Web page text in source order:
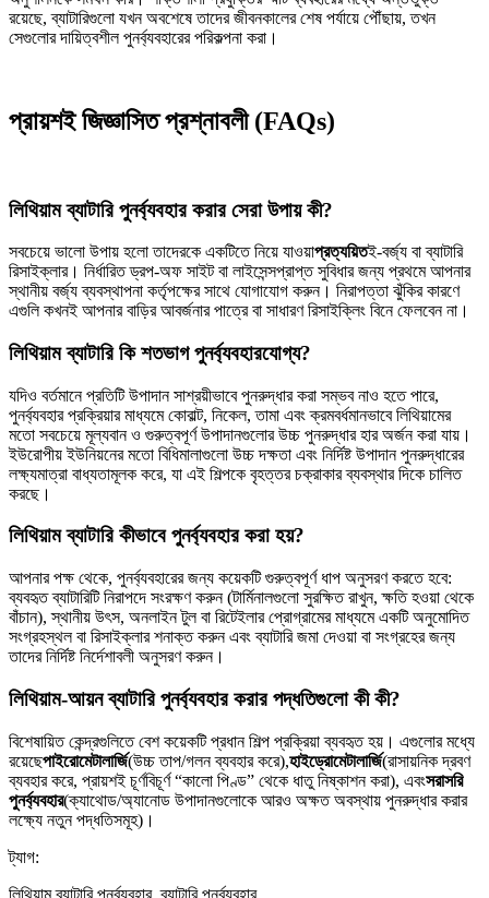
রয়েছে, ব্যাটারিগুলো যখন অবশেষে তাদের জীবনকালের শেষ পর্যায়ে পৌঁছায়, তখন
সেগুলোর দায়িত্বশীল পুনর্ব্যবহারের পরিকল্পনা করা।
প্রায়শই জিজ্ঞাসিত প্রশ্নাবলী (FAQs)
লিথিয়াম ব্যাটারি পুনর্ব্যবহার করার সেরা উপায় কী?
সবচেয়ে ভালো উপায় হলো তাদেরকে একটিতে নিয়ে যাওয়াপ্রত্যয়িতই-বর্জ্য বা ব্যাটারি
রিসাইক্লার। নির্ধারিত ড্রপ-অফ সাইট বা লাইসেন্সপ্রাপ্ত সুবিধার জন্য প্রথমে আপনার
স্থানীয় বর্জ্য ব্যবস্থাপনা কর্তৃপক্ষের সাথে যোগাযোগ করুন। নিরাপত্তা ঝুঁকির কারণে
এগুলি কখনই আপনার বাড়ির আবর্জনার পাত্রে বা সাধারণ রিসাইক্লিং বিনে ফেলবেন না।
লিথিয়াম ব্যাটারি কি শতভাগ পুনর্ব্যবহারযোগ্য?
যদিও বর্তমানে প্রতিটি উপাদান সাশ্রয়ীভাবে পুনরুদ্ধার করা সম্ভব নাও হতে পারে,
পুনর্ব্যবহার প্রক্রিয়ার মাধ্যমে কোবাল্ট, নিকেল, তামা এবং ক্রমবর্ধমানভাবে লিথিয়ামের
মতো সবচেয়ে মূল্যবান ও গুরুত্বপূর্ণ উপাদানগুলোর উচ্চ পুনরুদ্ধার হার অর্জন করা যায়।
ইউরোপীয় ইউনিয়নের মতো বিধিমালাগুলো উচ্চ দক্ষতা এবং নির্দিষ্ট উপাদান পুনরুদ্ধারের
লক্ষ্যমাত্রা বাধ্যতামূলক করে, যা এই শিল্পকে বৃহত্তর চক্রাকার ব্যবস্থার দিকে চালিত
করছে।
লিথিয়াম ব্যাটারি কীভাবে পুনর্ব্যবহার করা হয়?
আপনার পক্ষ থেকে, পুনর্ব্যবহারের জন্য কয়েকটি গুরুত্বপূর্ণ ধাপ অনুসরণ করতে হবে:
ব্যবহৃত ব্যাটারিটি নিরাপদে সংরক্ষণ করুন (টার্মিনালগুলো সুরক্ষিত রাখুন, ক্ষতি হওয়া থেকে
বাঁচান), স্থানীয় উৎস, অনলাইন টুল বা রিটেইলার প্রোগ্রামের মাধ্যমে একটি অনুমোদিত
সংগ্রহস্থল বা রিসাইক্লার শনাক্ত করুন এবং ব্যাটারি জমা দেওয়া বা সংগ্রহের জন্য
তাদের নির্দিষ্ট নির্দেশাবলী অনুসরণ করুন।
লিথিয়াম-আয়ন ব্যাটারি পুনর্ব্যবহার করার পদ্ধতিগুলো কী কী?
বিশেষায়িত কেন্দ্রগুলিতে বেশ কয়েকটি প্রধান শিল্প প্রক্রিয়া ব্যবহৃত হয়। এগুলোর মধ্যে
রয়েছেপাইরোমেটালার্জি(উচ্চ তাপ/গলন ব্যবহার করে),হাইড্রোমেটালার্জি(রাসায়নিক দ্রবণ
ব্যবহার করে, প্রায়শই চূর্ণবিচূর্ণ “কালো পিণ্ড” থেকে ধাতু নিষ্কাশন করা), এবংসরাসরি
পুনর্ব্যবহার(ক্যাথোড/অ্যানোড উপাদানগুলোকে আরও অক্ষত অবস্থায় পুনরুদ্ধার করার
লক্ষ্যে নতুন পদ্ধতিসমূহ)।
ট্যাগ:
লিথিয়াম ব্যাটারি পুনর্ব্যবহার, ব্যাটারি পুনর্ব্যবহার